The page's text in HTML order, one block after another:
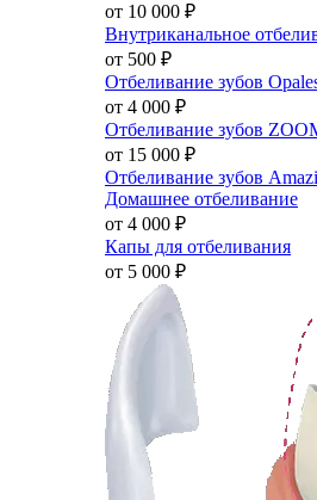
от 10 000 ₽
Внутриканальное
от 500 ₽
Отбеливание зубов
от 4 000 ₽
Отбеливание зубов
от 15 000 ₽
Отбеливание зубов
Домашнее отбеливание
от 4 000 ₽
Капы для отбеливания
от 5 000 ₽